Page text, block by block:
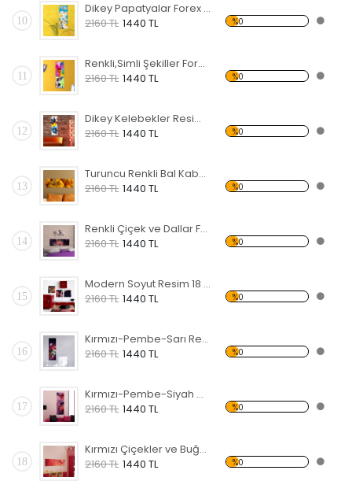
10
Dikey Papatyalar Forex Tablo
2160 TL 1440 TL %0
11
Renkli,Simli Şekiller Forex Tablo
2160 TL 1440 TL %0
12
Dikey Kelebekler Resim Forex Tablo
2160 TL 1440 TL %0
13
Turuncu Renkli Bal Kabakları Forex Tablo
2160 TL 1440 TL %0
14
Renkli Çiçek ve Dallar Forex Tablo
2160 TL 1440 TL %0
15
Modern Soyut Resim 18 Forex Tablo
2160 TL 1440 TL %0
16
Kırmızı-Pembe-Sarı Renkli Çiçekler Forex Tablo
2160 TL 1440 TL %0
17
Kırmızı-Pembe-Siyah Çiçekler Forex Tablo
2160 TL 1440 TL %0
18
Kırmızı Çiçekler ve Buğday Başakları Forex Tablo
2160 TL 1440 TL %0